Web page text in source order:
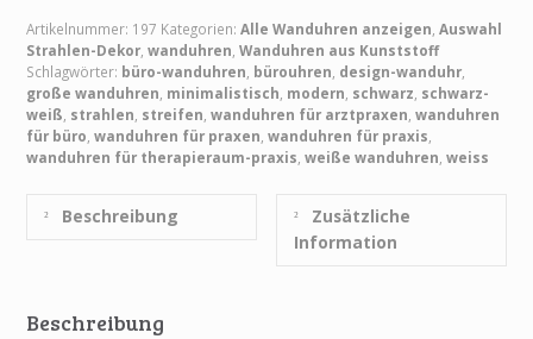
Artikelnummer: 197 Kategorien:Alle Wanduhren anzeigen ,Auswahl
Strahlen-Dekor ,wanduhren ,Wanduhren aus Kunststoff
Schlagwörter: büro-wanduhren bürouhren design-wanduhr
große wanduhren minimalistisch modern schwarz schwarz-
weiß strahlen streifen ,wanduhren für arztpraxen ,wanduhren
für büro ,wanduhren für praxen ,wanduhren für praxis
wanduhren für therapieraum-praxis ,weiße wanduhren ,weiss
Beschreibung
Zusätzliche
Information
Beschreibung